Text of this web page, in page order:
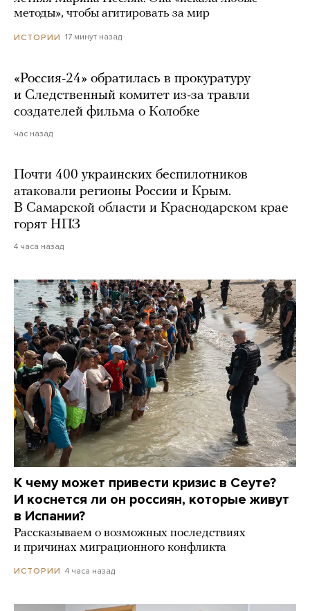
методы», чтобы агитировать за мир
ИСТОРИИ 17 минут назад
«Россия-24» обратилась в прокуратуру
и Следственный комитет из-за травли
создателей фильма о Колобке
час назад
Почти 400 украинских беспилотников
атаковали регионы России и Крым.
В Самарской области и Краснодарском крае
горят НПЗ
4 часа назад
К чему может привести кризис в Сеуте?
И коснется ли он россиян, которые живут
в Испании?
Рассказываем о возможных последствиях
и причинах миграционного конфликта
ИСТОРИИ 4 часа назад